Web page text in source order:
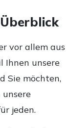
vor allem aus
Ihnen unsere
Sie möchten,
jeden.